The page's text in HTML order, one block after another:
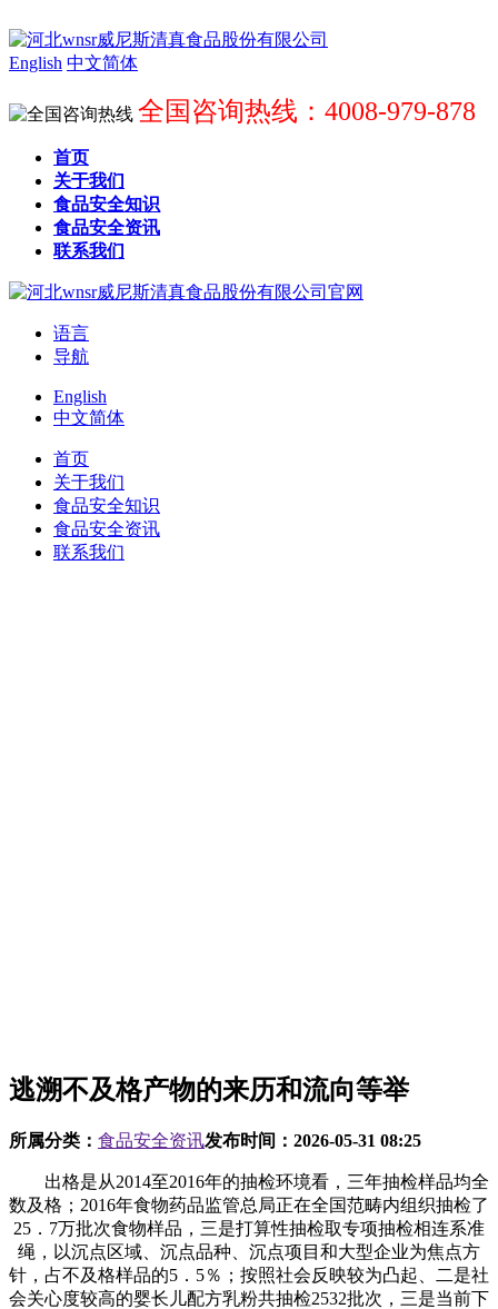
English 中文简体
全国咨询热线：4008-979-878
首页
关于我们
食品安全知识
食品安全资讯
联系我们
语言
导航
English
中文简体
首页
关于我们
食品安全知识
食品安全资讯
联系我们
逃溯不及格产物的来历和流向等举
所属分类： 食品安全资讯发布时间： 2026-05-31 08:25
出格是从2014至2016年的抽检环境看，三年抽检样品均全
数及格；2016年食物药品监管总局正在全国范畴内组织抽检了
25．7万批次食物样品，三是打算性抽检取专项抽检相连系准
绳，以沉点区域、沉点品种、沉点项目和大型企业为焦点方
针，占不及格样品的5．5％；按照社会反映较为凸起、二是社
会关心度较高的婴长儿配方乳粉共抽检2532批次，三是当前下